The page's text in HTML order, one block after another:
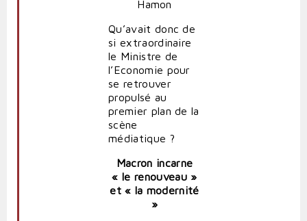
Qu’avait donc de
si extraordinaire
le Ministre de
l’Economie pour
se retrouver
propulsé au
premier plan de la
scène
médiatique ?
Macron incarne
« le renouveau »
et « la modernité
»